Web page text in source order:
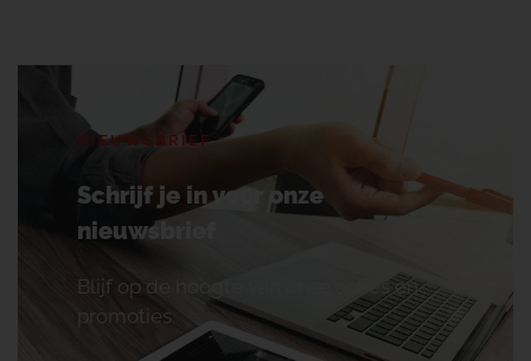
NIEUWSBRIEF
Schrijf je in voor onze
nieuwsbrief
Blijf op de hoogte van onze acties en
promoties.